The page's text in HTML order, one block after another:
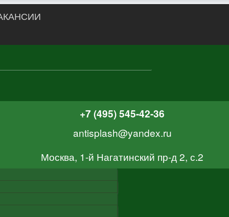
+7 (495) 545-42-36
antisplash@yandex.ru
Москва, 1-й Нагатинский пр-д 2, с.2